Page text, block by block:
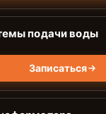
подачи воды
Записаться